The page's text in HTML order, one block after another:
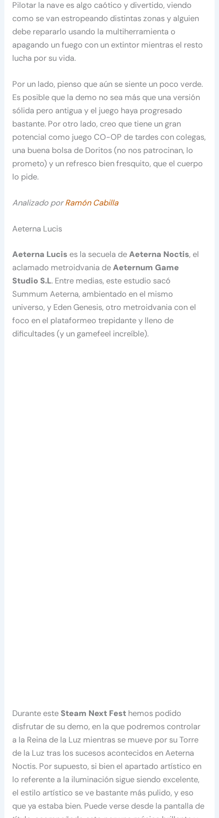
Pilotar la nave es algo caótico y divertido, viendo
como se van estropeando distintas zonas y alguien
debe repararlo usando la multiherramienta o
apagando un fuego con un extintor mientras el resto
lucha por su vida.
Por un lado, pienso que aún se siente un poco verde.
Es posible que la demo no sea más que una versión
sólida pero antigua y el juego haya progresado
bastante. Por otro lado, creo que tiene un gran
potencial como juego CO-OP de tardes con colegas,
una buena bolsa de Doritos (no nos patrocinan, lo
prometo) y un refresco bien fresquito, que el cuerpo
lo pide.
Analizado porRamón Cabilla
Aeterna Lucis
Aeterna Lucis es la secuela deAeterna Noctis, el
aclamado metroidvania deAeternum Game
Studio S.L. Entre medias, este estudio sacó
Summum Aeterna, ambientado en el mismo
universo, y Eden Genesis, otro metroidvania con el
foco en el plataformeo trepidante y lleno de
dificultades (y un gamefeel increíble).
Durante este Steam Next Fest hemos podido
disfrutar de su demo, en la que podremos controlar
a la Reina de la Luz mientras se mueve por su Torre
de la Luz tras los sucesos acontecidos en Aeterna
Noctis. Por supuesto, si bien el apartado artístico en
lo referente a la iluminación sigue siendo excelente,
el estilo artístico se ve bastante más pulido, y eso
que ya estaba bien. Puede verse desde la pantalla de